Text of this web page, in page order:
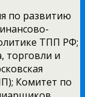
по развитию
ТПП РФ;
торговли и
Комитет по